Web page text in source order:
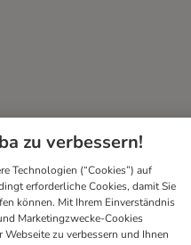
Services Act
Vertrag widerrufen
zu verbessern!
Technologien (“Cookies”) auf
erforderliche Cookies, damit Sie
können. Mit Ihrem Einverständnis
Marketingzwecke-Cookies
zu verbessern und Ihnen